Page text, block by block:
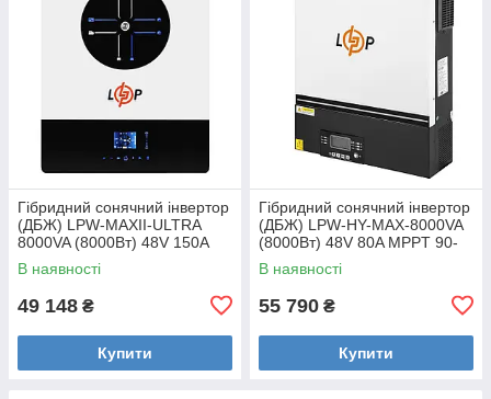
Гібридний сонячний інвертор
(ДБЖ) LPW-MAXII-ULTRA
8000VA (8000Вт) 48V 150A
MPPT 90-450V ON-OFF GRID
Уцінка
В наявності
49 148 ₴
Купити
Гібридний сонячний інвертор
(ДБЖ) LPW-HY-MAX-8000VA
(8000Вт) 48V 80A MPPT 90-
450V Уцінка
В наявності
55 790 ₴
Купити